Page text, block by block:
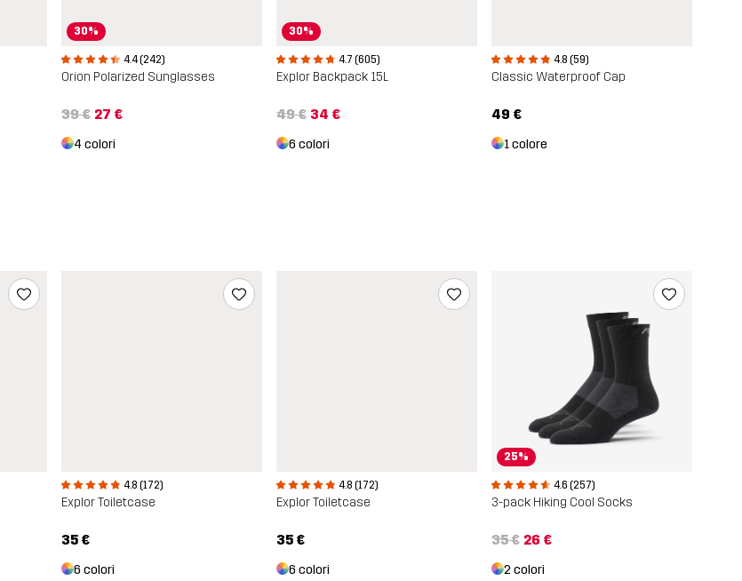
30%
4.4 (242)
Orion Polarized Sunglasses
39 € 27 €
4 colori
30%
4.7 (605)
Explor Backpack 15L
49 € 34 €
6 colori
4.8 (59)
Classic Waterproof Cap
49 €
1 colore
4.8 (172)
Explor Toiletcase
35 €
6 colori
4.8 (172)
Explor Toiletcase
35 €
6 colori
25%
4.6 (257)
3-pack Hiking Cool Socks
35 € 26 €
2 colori